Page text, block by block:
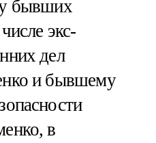
бывших
экс-
дел
и бывшему
в